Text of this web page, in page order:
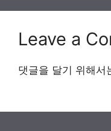
Leave a
댓글을 달기 위해서